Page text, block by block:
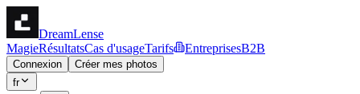
DreamLense
MagieRésultatsCas d'usageTarifs EntreprisesB2B
Connexion
Créer mes photos
fr